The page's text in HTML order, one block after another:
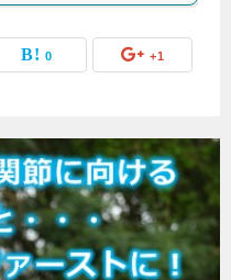
0 +1